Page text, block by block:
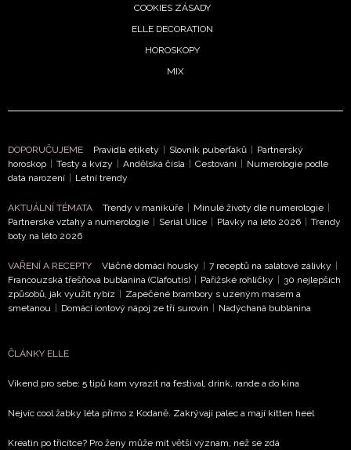
NEWSLETTER
Přihlášením k newsletteru souhlasíte s
potvrzujete, že jste se seznámili seZásadami
ochrany soukromí- BurdaMedia Extra s.r.o. bude s
Vašimi údaji pracovat zejména k organizaci a
Chcete navíc dostávat i další zajímavé a exkluzivní
informace od našich partnerů? Pokud souhlasíte se
soukromí BurdaMedia Extra s.r.o., zaškrtněte toto pole.
COOKIES ZÁSADY
ELLE DECORATION
HOROSKOPY
MIX
DOPORUČUJEME Pravidla etikety Slovník puberťáků
Partnerský
horoskop
Testy a kvízy Andělská čísla Cestování
Numerologie podle
data narození
Letní trendy
AKTUÁLNÍ TÉMATA Trendy v manikúře Minulé životy dle numerologie
Partnerské vztahy a numerologie
Seriál Ulice Plavky na léto 2026
Trendy
boty na léto 2026
VAŘENÍ A RECEPTY Vláčné domácí housky 7 receptů na salátové zálivky
Francouzská třešňová bublanina (Clafoutis)
Pařížské rohlíčky
30 nejlepších
způsobů, jak využít rybíz
Zapečené brambory s uzeným masem a
smetanou
Domácí iontový nápoj ze tří surovin Nadýchaná bublanina
ČLÁNKY ELLE
Víkend pro sebe: 5 tipů kam vyrazit na festival, drink, rande a do kina
Nejvíc cool žabky léta přímo z Kodaně. Zakrývají palec a mají kitten heel
Kreatin po třicítce? Pro ženy může mít větší význam, než se zdá